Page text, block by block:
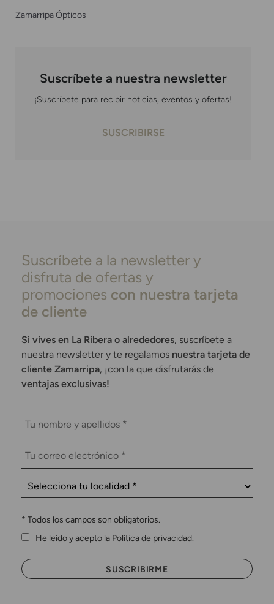
Zamarripa Ópticos
Suscríbete a nuestra newsletter
¡Suscríbete para recibir noticias, eventos y ofertas!
SUSCRIBIRSE
Suscríbete a la newsletter y
disfruta de ofertas y
promociones con nuestra tarjeta
de cliente
Si vives en La Ribera o alrededores, suscríbete a
nuestra newsletter y te regalamos nuestra tarjeta de
cliente Zamarripa, ¡con la que disfrutarás de
ventajas exclusivas!
* Todos los campos son obligatorios.
He leído y acepto la Política de privacidad.